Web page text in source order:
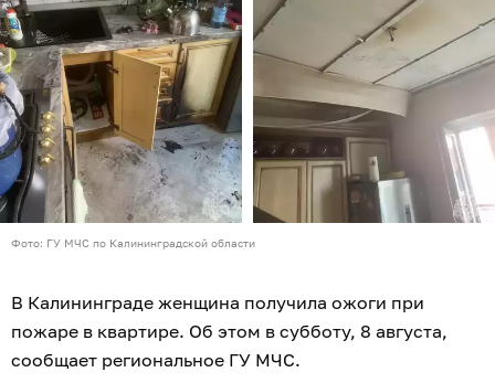
Фото: ГУ МЧС по Калининградской области
В Калининграде женщина получила ожоги при
пожаре в квартире. Об этом в субботу, 8 августа,
сообщает региональное ГУ МЧС.